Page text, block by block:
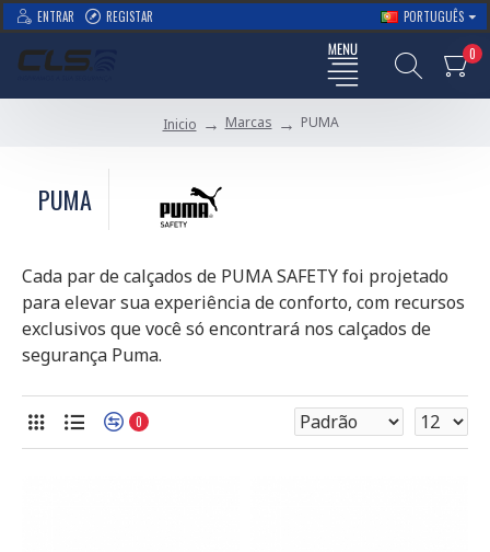
ENTRAR REGISTAR PORTUGUÊS
0
Inicio Marcas PUMA
PUMA
Cada par de calçados de PUMA SAFETY foi projetado
para elevar sua experiência de conforto, com recursos
exclusivos que você só encontrará nos calçados de
segurança Puma.
0